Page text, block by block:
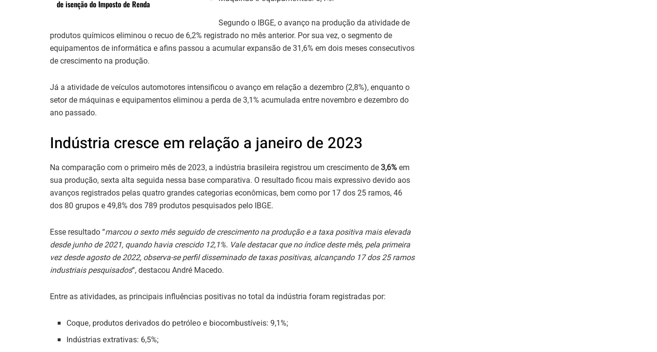
de isenção do Imposto de Renda
Segundo o IBGE, o avanço na produção da atividade de
produtos químicos eliminou o recuo de 6,2% registrado no mês anterior. Por sua vez, o segmento de
equipamentos de informática e afins passou a acumular expansão de 31,6% em dois meses consecutivos
de crescimento na produção.
Já a atividade de veículos automotores intensificou o avanço em relação a dezembro (2,8%), enquanto o
setor de máquinas e equipamentos eliminou a perda de 3,1% acumulada entre novembro e dezembro do
ano passado.
Indústria cresce em relação a janeiro de 2023
Na comparação com o primeiro mês de 2023, a indústria brasileira registrou um crescimento de 3,6% em
sua produção, sexta alta seguida nessa base comparativa. O resultado ficou mais expressivo devido aos
avanços registrados pelas quatro grandes categorias econômicas, bem como por 17 dos 25 ramos, 46
dos 80 grupos e 49,8% dos 789 produtos pesquisados pelo IBGE.
Esse resultado “marcou o sexto mês seguido de crescimento na produção e a taxa positiva mais elevada
desde junho de 2021, quando havia crescido 12,1%. Vale destacar que no índice deste mês, pela primeira
vez desde agosto de 2022, observa-se perfil disseminado de taxas positivas, alcançando 17 dos 25 ramos
industriais pesquisados“, destacou André Macedo.
Entre as atividades, as principais influências positivas no total da indústria foram registradas por:
Coque, produtos derivados do petróleo e biocombustíveis: 9,1%;
Indústrias extrativas: 6,5%;